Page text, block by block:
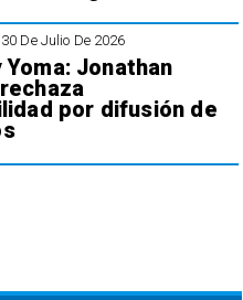
30 De Julio De 2026
Yoma: Jonathan
por difusión de